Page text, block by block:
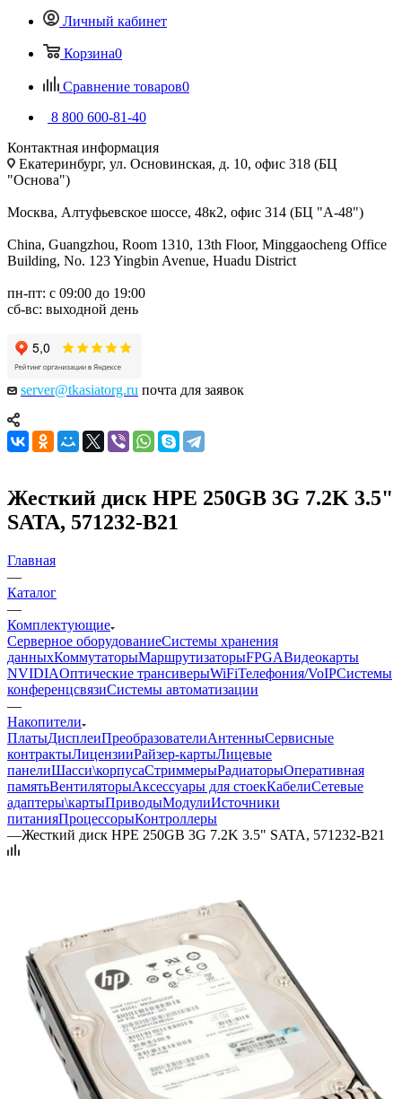
Личный кабинет
Корзина0
Сравнение товаров0
8 800 600-81-40
Контактная информация
Екатеринбург, ул. Основинская, д. 10, офис 318 (БЦ
"Основа")
Москва, Алтуфьевское шоссе, 48к2, офис 314 (БЦ "А-48")
China, Guangzhou, Room 1310, 13th Floor, Minggaocheng Office
Building, No. 123 Yingbin Avenue, Huadu District
пн-пт: с 09:00 до 19:00
сб-вс: выходной день
server@tkasiatorg.ru почта для заявок
Жесткий диск HPE 250GB 3G 7.2K 3.5"
SATA, 571232-B21
Главная
—
Каталог
—
Комплектующие
Серверное оборудованиеСистемы хранения
данныхКоммутаторыМаршрутизаторыFPGAВидеокарты
NVIDIAОптические трансиверыWiFiТелефония/VoIPСистемы
конференцсвязиСистемы автоматизации
—
Накопители
ПлатыДисплеиПреобразователиАнтенныСервисные
контрактыЛицензииРайзер-картыЛицевые
панелиШасси\корпусаСтриммерыРадиаторыОперативная
памятьВентиляторыАксессуары для стоекКабелиСетевые
адаптеры\картыПриводыМодулиИсточники
питанияПроцессорыКонтроллеры
—Жесткий диск HPE 250GB 3G 7.2K 3.5" SATA, 571232-B21